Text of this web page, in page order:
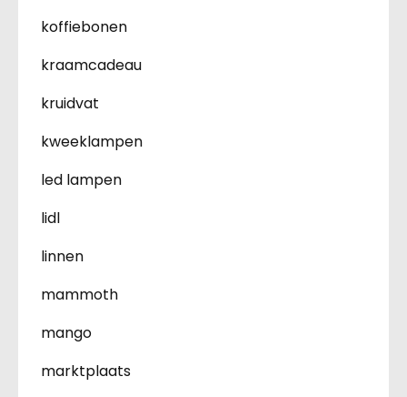
koffiebonen
kraamcadeau
kruidvat
kweeklampen
led lampen
lidl
linnen
mammoth
mango
marktplaats